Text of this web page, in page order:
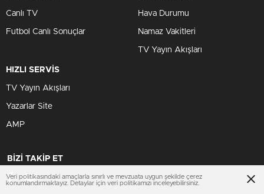
Canlı TV
Futbol Canlı Sonuçlar
Hava Durumu
Namaz Vakitleri
TV Yayın Akışları
HIZLI SERVİS
TV Yayın Akışları
Yazarlar Site
AMP
BİZİ TAKİP ET
Veri politikasındaki amaçlarla sınırlı ve mevzuata uygun şekilde çerez
konumlandırmaktayız. Detaylar için veri politikamızı inceleyebilirsiniz.